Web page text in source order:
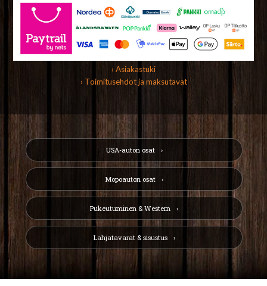
› Asiakastuki
› Toimitusehdot ja maksutavat
USA-auton osat
Mopoauton osat
Pukeutuminen & Western
Lahjatavarat & sisustus